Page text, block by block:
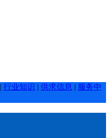
| 行业知识 | 供求信息 | 服务中